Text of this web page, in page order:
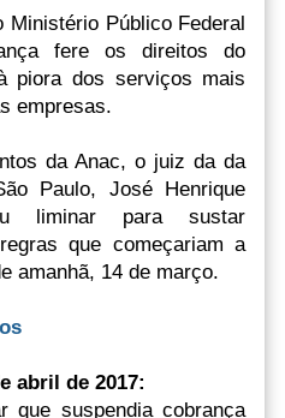
Público Federal
fere os direitos do
piora dos serviços mais
empresas.
da Anac, o juiz da da
Paulo, José Henrique
liminar para sustar
que começariam a
amanhã, 14 de março.
abril de 2017:
que suspendia cobrança